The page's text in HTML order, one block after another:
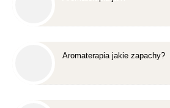
Aromaterapia jakie zapachy?